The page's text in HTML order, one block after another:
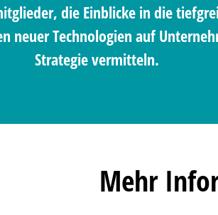
die Einblicke in die
neuer Technologien auf
Strategie vermitteln.
Mehr